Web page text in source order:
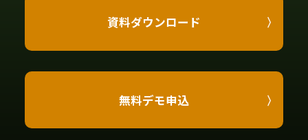
資料ダウンロード
無料デモ申込